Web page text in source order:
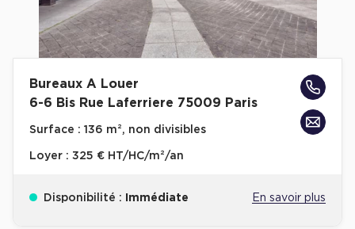
Bureaux A Louer
6-6 Bis Rue Laferriere 75009 Paris
Surface : 136 m², non divisibles
Loyer : 325 € HT/HC/m²/an
Disponibilité : Immédiate En savoir plus